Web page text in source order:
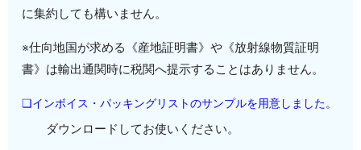
に集約しても構いません。
※仕向地国が求める《産地証明書》や《放射線物質証明
書》は輸出通関時に税関へ提示することはありません。
❏インボイス・パッキングリストのサンプルを用意しました。
ダウンロードしてお使いください。